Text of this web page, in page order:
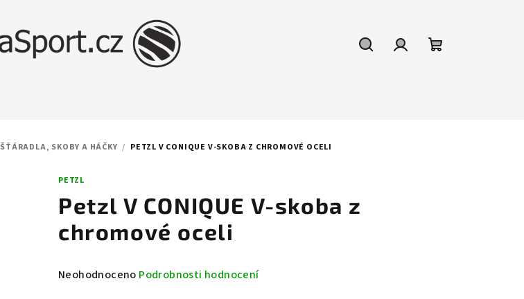
ŠŤÁRADLA, SKOBY A HÁČKY / PETZL V CONIQUE V-SKOBA Z CHROMOVÉ OCELI
PETZL
Petzl V CONIQUE V-skoba z
chromové oceli
Průměrné
Neohodnoceno Podrobnosti hodnocení